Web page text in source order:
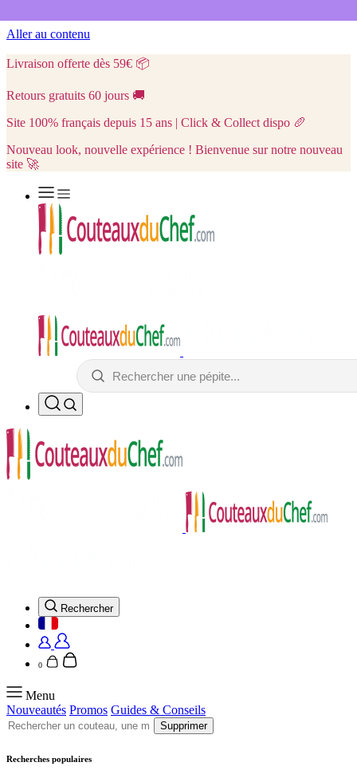
Aller au contenu
Livraison offerte dès 59€ 📦
Retours gratuits 60 jours 🚚
Site 100% français depuis 15 ans | Click & Collect dispo 🥖
Nouveau look, nouvelle expérience ! Bienvenue sur notre nouveau
site 🚀
Rechercher
0
Menu
Nouveautés Promos Guides & Conseils
Supprimer
Recherches populaires